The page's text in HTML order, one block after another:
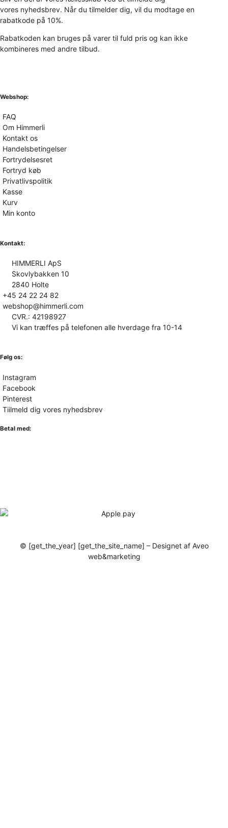
vores nyhedsbrev. Når du tilmelder dig, vil du modtage en
rabatkode på 10%.
Rabatkoden kan bruges på varer til fuld pris og kan ikke
kombineres med andre tilbud.
Webshop:
FAQ
Om Himmerli
Kontakt os
Handelsbetingelser
Fortrydelsesret
Fortryd køb
Privatlivspolitik
Kasse
Kurv
Min konto
Kontakt:
HIMMERLI ApS
Skovlybakken 10
2840 Holte
+45 24 22 24 82
webshop@himmerli.com
CVR.: 42198927
Vi kan træffes på telefonen alle hverdage fra 10-14
Følg os:
Instagram
Facebook
Pinterest
Tiilmeld dig vores nyhedsbrev
Betal med:
© [get_the_year] [get_the_site_name] – Designet af Aveo
web&marketing